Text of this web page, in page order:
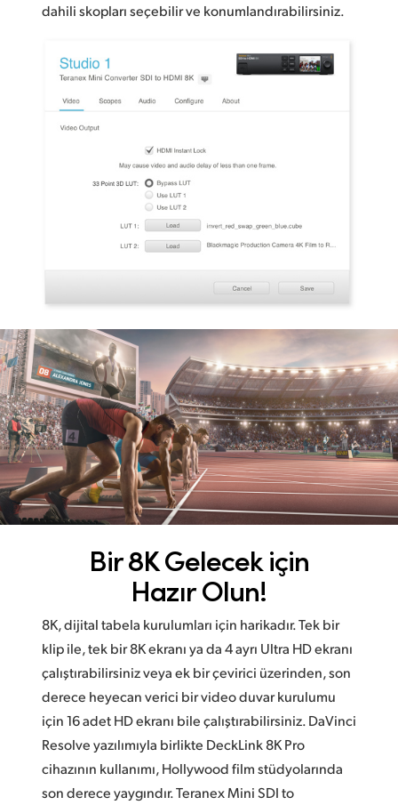
dahili skopları seçebilir ve konumlandırabilirsiniz.
Bir 8K Gelecek için
Hazır Olun!
8K, dijital tabela kurulumları için harikadır. Tek bir
klip ile, tek bir 8K ekranı ya da 4 ayrı Ultra HD ekranı
çalıştırabilirsiniz veya ek bir çevirici üzerinden, son
derece heyecan verici bir video duvar kurulumu
için 16 adet HD ekranı bile çalıştırabilirsiniz. DaVinci
Resolve yazılımıyla birlikte DeckLink 8K Pro
cihazının kullanımı, Hollywood film stüdyolarında
son derece yaygındır. Teranex Mini SDI to